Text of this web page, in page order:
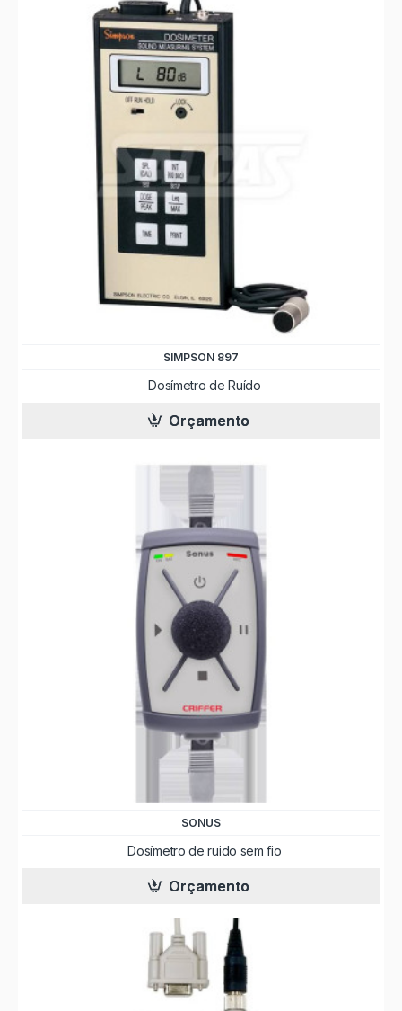
SIMPSON 897
Dosímetro de Ruído
Orçamento
SONUS
Dosímetro de ruido sem fio
Orçamento